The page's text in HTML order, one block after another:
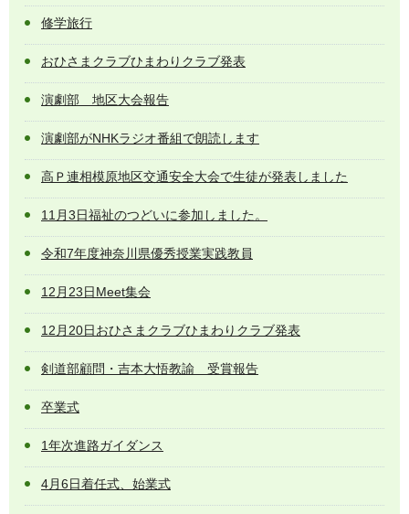
修学旅行
おひさまクラブひまわりクラブ発表
演劇部 地区大会報告
演劇部がNHKラジオ番組で朗読します
高Ｐ連相模原地区交通安全大会で生徒が発表しました
11月3日福祉のつどいに参加しました。
令和7年度神奈川県優秀授業実践教員
12月23日Meet集会
12月20日おひさまクラブひまわりクラブ発表
剣道部顧問・吉本大悟教諭 受賞報告
卒業式
1年次進路ガイダンス
4月6日着任式、始業式